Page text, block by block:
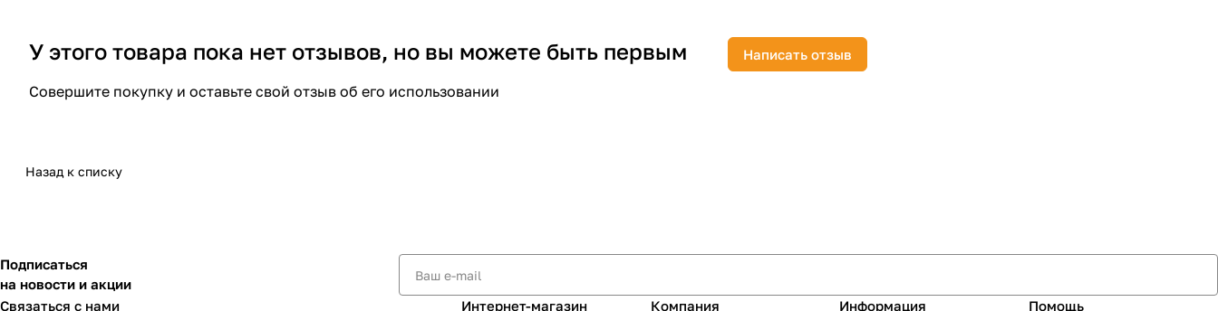
У этого товара пока нет отзывов, но вы можете быть первым
Совершите покупку и оставьте свой отзыв об его использовании
Написать отзыв
Назад к списку
Подписаться
на новости и акции
Связаться с нами
Интернет-магазин Компания Информация Помощь